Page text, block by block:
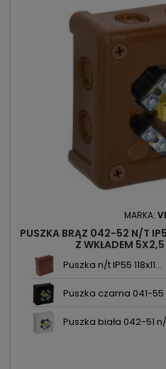
MARKA:
PUSZKA BRĄZ 042-52 N/T
Z WKŁADEM
Puszka n/t IP55 118x11...
Puszka czarna 041-55
Puszka biała 042-51